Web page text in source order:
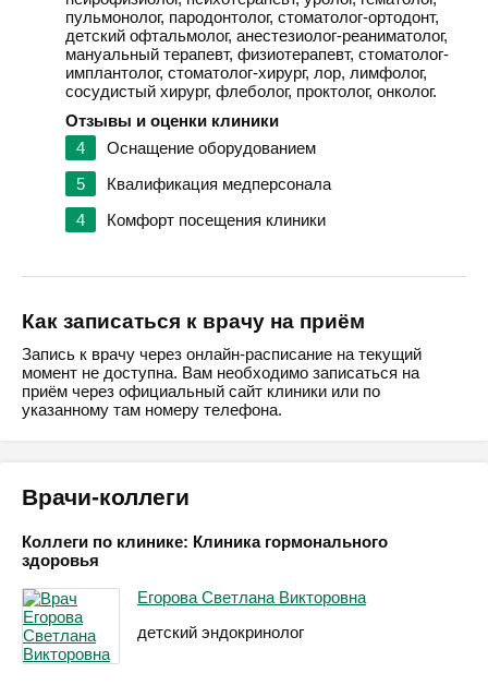
пульмонолог, пародонтолог, стоматолог-ортодонт,
детский офтальмолог, анестезиолог-реаниматолог,
мануальный терапевт, физиотерапевт, стоматолог-
имплантолог, стоматолог-хирург, лор, лимфолог,
сосудистый хирург, флеболог, проктолог, онколог.
Отзывы и оценки клиники
4
Оснащение оборудованием
5
Квалификация медперсонала
4
Комфорт посещения клиники
Как записаться к врачу на приём
Запись к врачу через онлайн-расписание на текущий
момент не доступна. Вам необходимо записаться на
приём через официальный сайт клиники или по
указанному там номеру телефона.
Врачи-коллеги
Коллеги по клинике: Клиника гормонального
здоровья
Егорова Светлана Викторовна
детский эндокринолог